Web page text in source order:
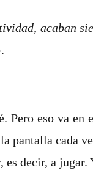
acaban
eso va en
pantalla cada
decir, a